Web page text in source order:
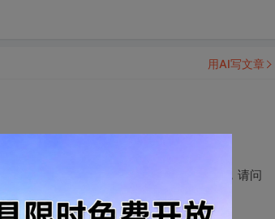
按钮，看电流波形，传感器无法休眠了，请问
用AI写文章